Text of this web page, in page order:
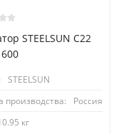
STEELSUN С22
STEELSUN
производства:
Россия
кг